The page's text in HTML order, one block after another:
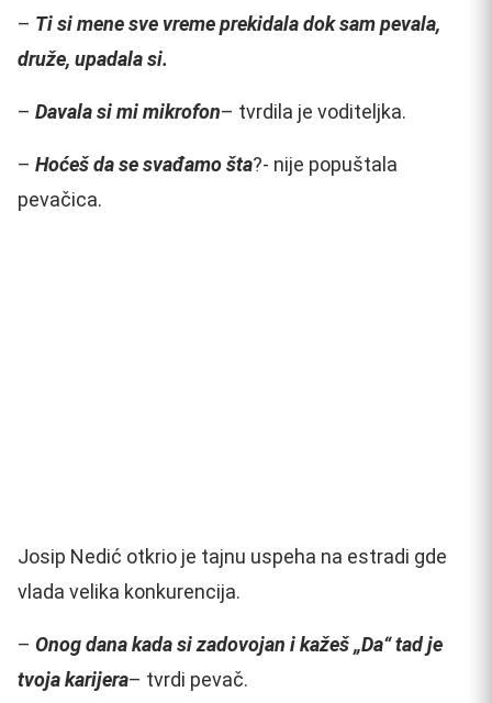
– Ti si mene sve vreme prekidala dok sam pevala,
druže, upadala si.
– Davala si mi mikrofon– tvrdila je voditeljka.
– Hoćeš da se svađamo šta?- nije popuštala
pevačica.
Josip Nedić otkrio je tajnu uspeha na estradi gde
vlada velika konkurencija.
– Onog dana kada si zadovojan i kažeš „Da“ tad je
tvoja karijera– tvrdi pevač.